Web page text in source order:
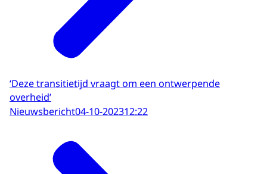
‘Deze transitietijd vraagt om een ontwerpende
overheid’
Nieuwsbericht04-10-202312:22